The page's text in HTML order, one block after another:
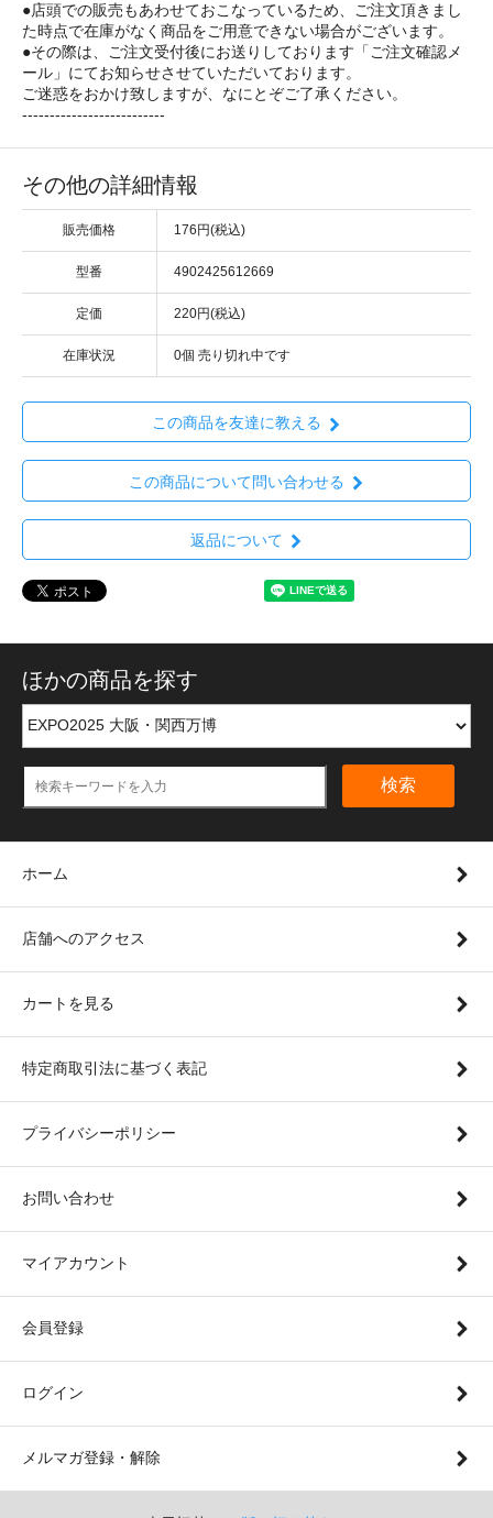
●店頭での販売もあわせておこなっているため、ご注文頂きまし
た時点で在庫がなく商品をご用意できない場合がございます。
●その際は、ご注文受付後にお送りしております「ご注文確認メ
ール」にてお知らせさせていただいております。
ご迷惑をおかけ致しますが、なにとぞご了承ください。
--------------------------
その他の詳細情報
販売価格 176円(税込)
型番 4902425612669
定価 220円(税込)
在庫状況 0個 売り切れ中です
この商品を友達に教える
この商品について問い合わせる
返品について
ほかの商品を探す
検索
ホーム
店舗へのアクセス
カートを見る
特定商取引法に基づく表記
プライバシーポリシー
お問い合わせ
マイアカウント
会員登録
ログイン
メルマガ登録・解除